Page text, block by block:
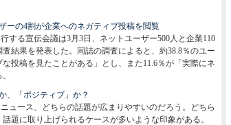
ーの4割が企業へのネガティブ投稿を閲覧
する宣伝会議は3月3日、ネットユーザー500人と企業110
結果を発表した。同誌の調査によると、約38.8％のユー
投稿を見たことがある」とし、また11.6％が「実際にネ
、「ポジティブ」か？
ュース、どちらの話題が広まりやすいのだろう。どちら
題に取り上げられるケースが多いような印象がある。